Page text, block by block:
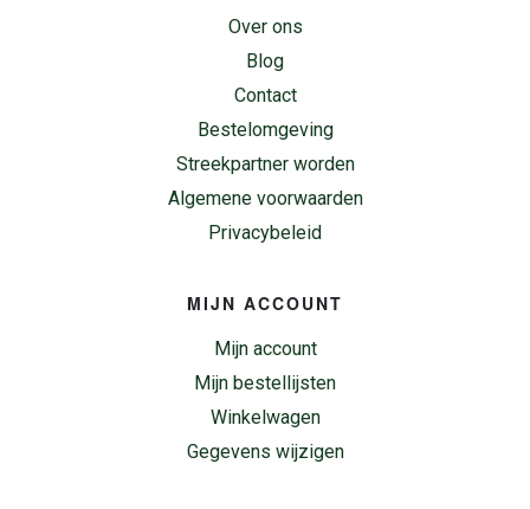
Over ons
Blog
Contact
Bestelomgeving
Streekpartner worden
Algemene voorwaarden
Privacybeleid
MIJN ACCOUNT
Mijn account
Mijn bestellijsten
Winkelwagen
Gegevens wijzigen